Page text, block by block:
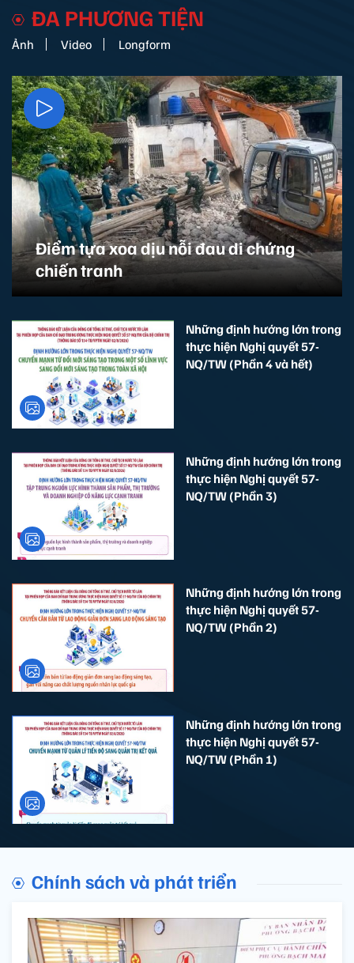
ĐA PHƯƠNG TIỆN
Ảnh Video Longform
Điểm tựa xoa dịu nỗi đau di chứng
chiến tranh
Những định hướng lớn trong
thực hiện Nghị quyết 57-
NQ/TW (Phần 4 và hết)
Những định hướng lớn trong
thực hiện Nghị quyết 57-
NQ/TW (Phần 3)
Những định hướng lớn trong
thực hiện Nghị quyết 57-
NQ/TW (Phần 2)
Những định hướng lớn trong
thực hiện Nghị quyết 57-
NQ/TW (Phần 1)
Chính sách và phát triển